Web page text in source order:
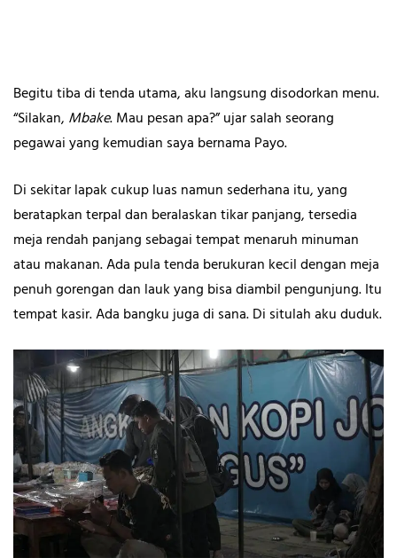
Begitu tiba di tenda utama, aku langsung disodorkan menu.
“Silakan, Mbake. Mau pesan apa?” ujar salah seorang
pegawai yang kemudian saya bernama Payo.
Di sekitar lapak cukup luas namun sederhana itu, yang
beratapkan terpal dan beralaskan tikar panjang, tersedia
meja rendah panjang sebagai tempat menaruh minuman
atau makanan. Ada pula tenda berukuran kecil dengan meja
penuh gorengan dan lauk yang bisa diambil pengunjung. Itu
tempat kasir. Ada bangku juga di sana. Di situlah aku duduk.